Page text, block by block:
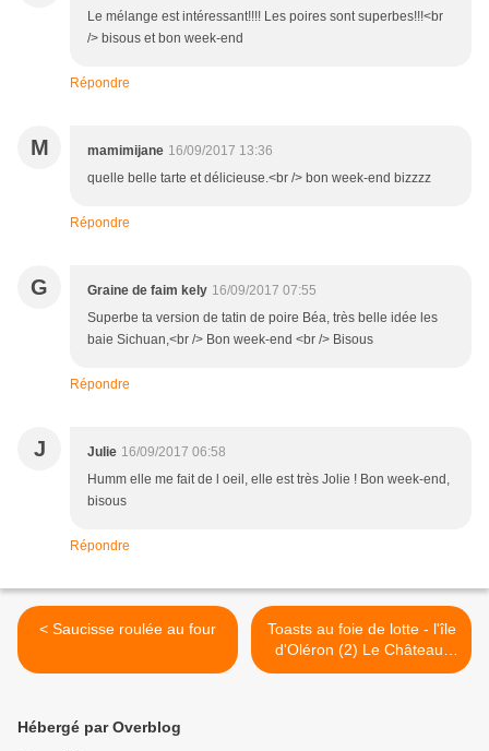
Le mélange est intéressant!!!! Les poires sont superbes!!!<br
/> bisous et bon week-end
Répondre
M mamimijane 16/09/2017 13:36
quelle belle tarte et délicieuse.<br /> bon week-end bizzzz
Répondre
G Graine de faim kely 16/09/2017 07:55
Superbe ta version de tatin de poire Béa, très belle idée les
baie Sichuan,<br /> Bon week-end <br /> Bisous
Répondre
J Julie 16/09/2017 06:58
Humm elle me fait de l oeil, elle est très Jolie ! Bon week-end,
bisous
Répondre
< Saucisse roulée au four
Toasts au foie de lotte - l'île
d'Oléron (2) Le Château-
d'Oléron >
Hébergé par Overblog